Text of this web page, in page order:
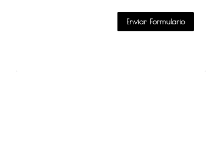
Enviar Formulario